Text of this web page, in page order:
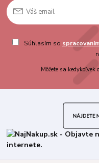
Súhlasím so
Môžete sa